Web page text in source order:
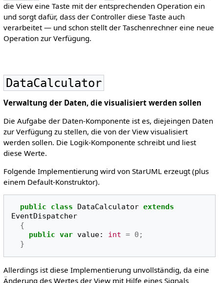
die View eine Taste mit der entsprechenden Operation ein
und sorgt dafür, dass der Controller diese Taste auch
verarbeitet — und schon stellt der Taschenrechner eine neue
Operation zur Verfügung.
DataCalculator
Verwaltung der Daten, die visualisiert werden sollen
Die Aufgabe der Daten-Komponente ist es, diejeingen Daten
zur Verfügung zu stellen, die von der View visualisiert
werden sollen. Die Logik-Komponente schreibt und liest
diese Werte.
Folgende Implementierung wird von StarUML erzeugt (plus
einem Default-Konstruktor).
public class DataCalculator extends
EventDispatcher
{
public var value: int = 0 ;
}
Allerdings ist diese Implementierung unvollständig, da eine
Änderung des Wertes der View mit Hilfe eines Signals